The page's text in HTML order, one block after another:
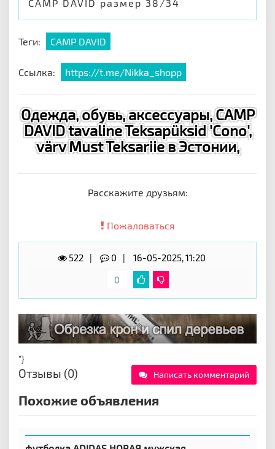
CAMP DAVID размер 38/34
Теги: CAMP DAVID
Ссылка: https://t.me/Nikka_shopp
Одежда, обувь, аксессуары, CAMP
DAVID tavaline Teksapüksid 'Cono',
värv Must Teksariie в Эстонии,
Расскажите друзьям:
Пожаловаться
522 0
16-05-2025, 11:20
0
"}
Отзывы (0) Написать комментарий
Похожие объявления